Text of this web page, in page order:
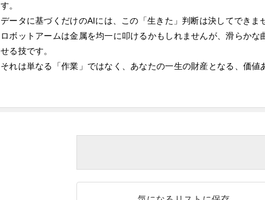
す。
データに基づくだけのAIには、この「生きた」判断は決してできま
ロボットアームは金属を均一に叩けるかもしれませんが、滑らか
せる技です。
それは単なる「作業」ではなく、あなたの一生の財産となる、価値